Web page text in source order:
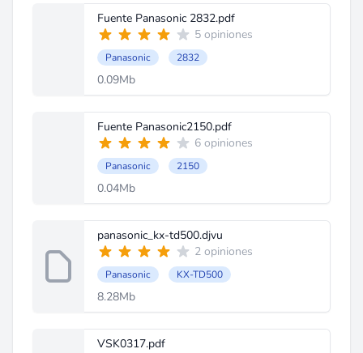
Fuente Panasonic 2832.pdf
5 opiniones
Panasonic 2832
0.09Mb
Fuente Panasonic2150.pdf
6 opiniones
Panasonic 2150
0.04Mb
panasonic_kx-td500.djvu
2 opiniones
Panasonic KX-TD500
8.28Mb
VSK0317.pdf